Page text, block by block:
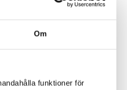
Om
funktioner för